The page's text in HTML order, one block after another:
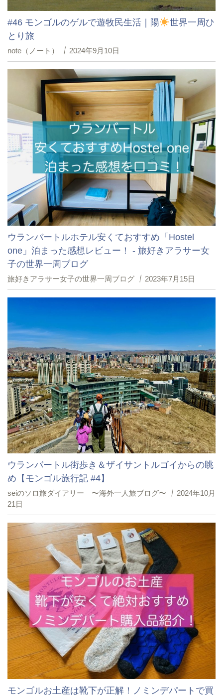
#46 モンゴルのゲルで遊牧民生活｜陽
世界一周ひ
とり旅
note（ノート） 2024年9月10日
ウランバートルホテル安くておすすめ「Hostel
one」泊まった感想レビュー！ - 旅好きアラサー女
子の世界一周ブログ
旅好きアラサー女子の世界一周ブログ 2023年7月15日
ウランバートル街歩き＆ザイサントルゴイからの眺
め【モンゴル旅行記 #4】
seiのソロ旅ダイアリー 〜海外一人旅ブログ〜
2024年10月
21日
モンゴルお土産は靴下が正解！ノミンデパートで買